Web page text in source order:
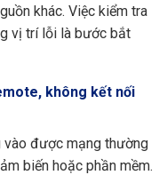
khác. Việc kiểm tra
vị trí lỗi là bước bắt
không kết nối
vào được mạng thường
biến hoặc phần mềm.